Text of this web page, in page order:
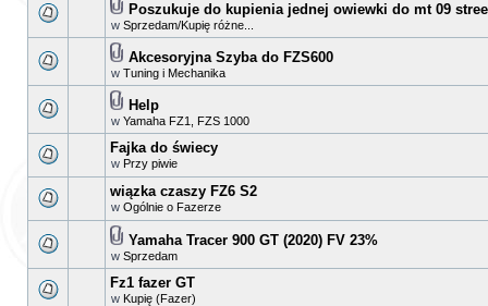
Poszukuje do kupienia jednej owiewki do mt 09
w Sprzedam/Kupię różne...
Akcesoryjna Szyba do FZS600
w Tuning i Mechanika
Help
w Yamaha FZ1, FZS 1000
Fajka do świecy
w Przy piwie
wiązka czaszy FZ6 S2
w Ogólnie o Fazerze
Yamaha Tracer 900 GT (2020) FV 23%
w Sprzedam
Fz1 fazer GT
w Kupię (Fazer)